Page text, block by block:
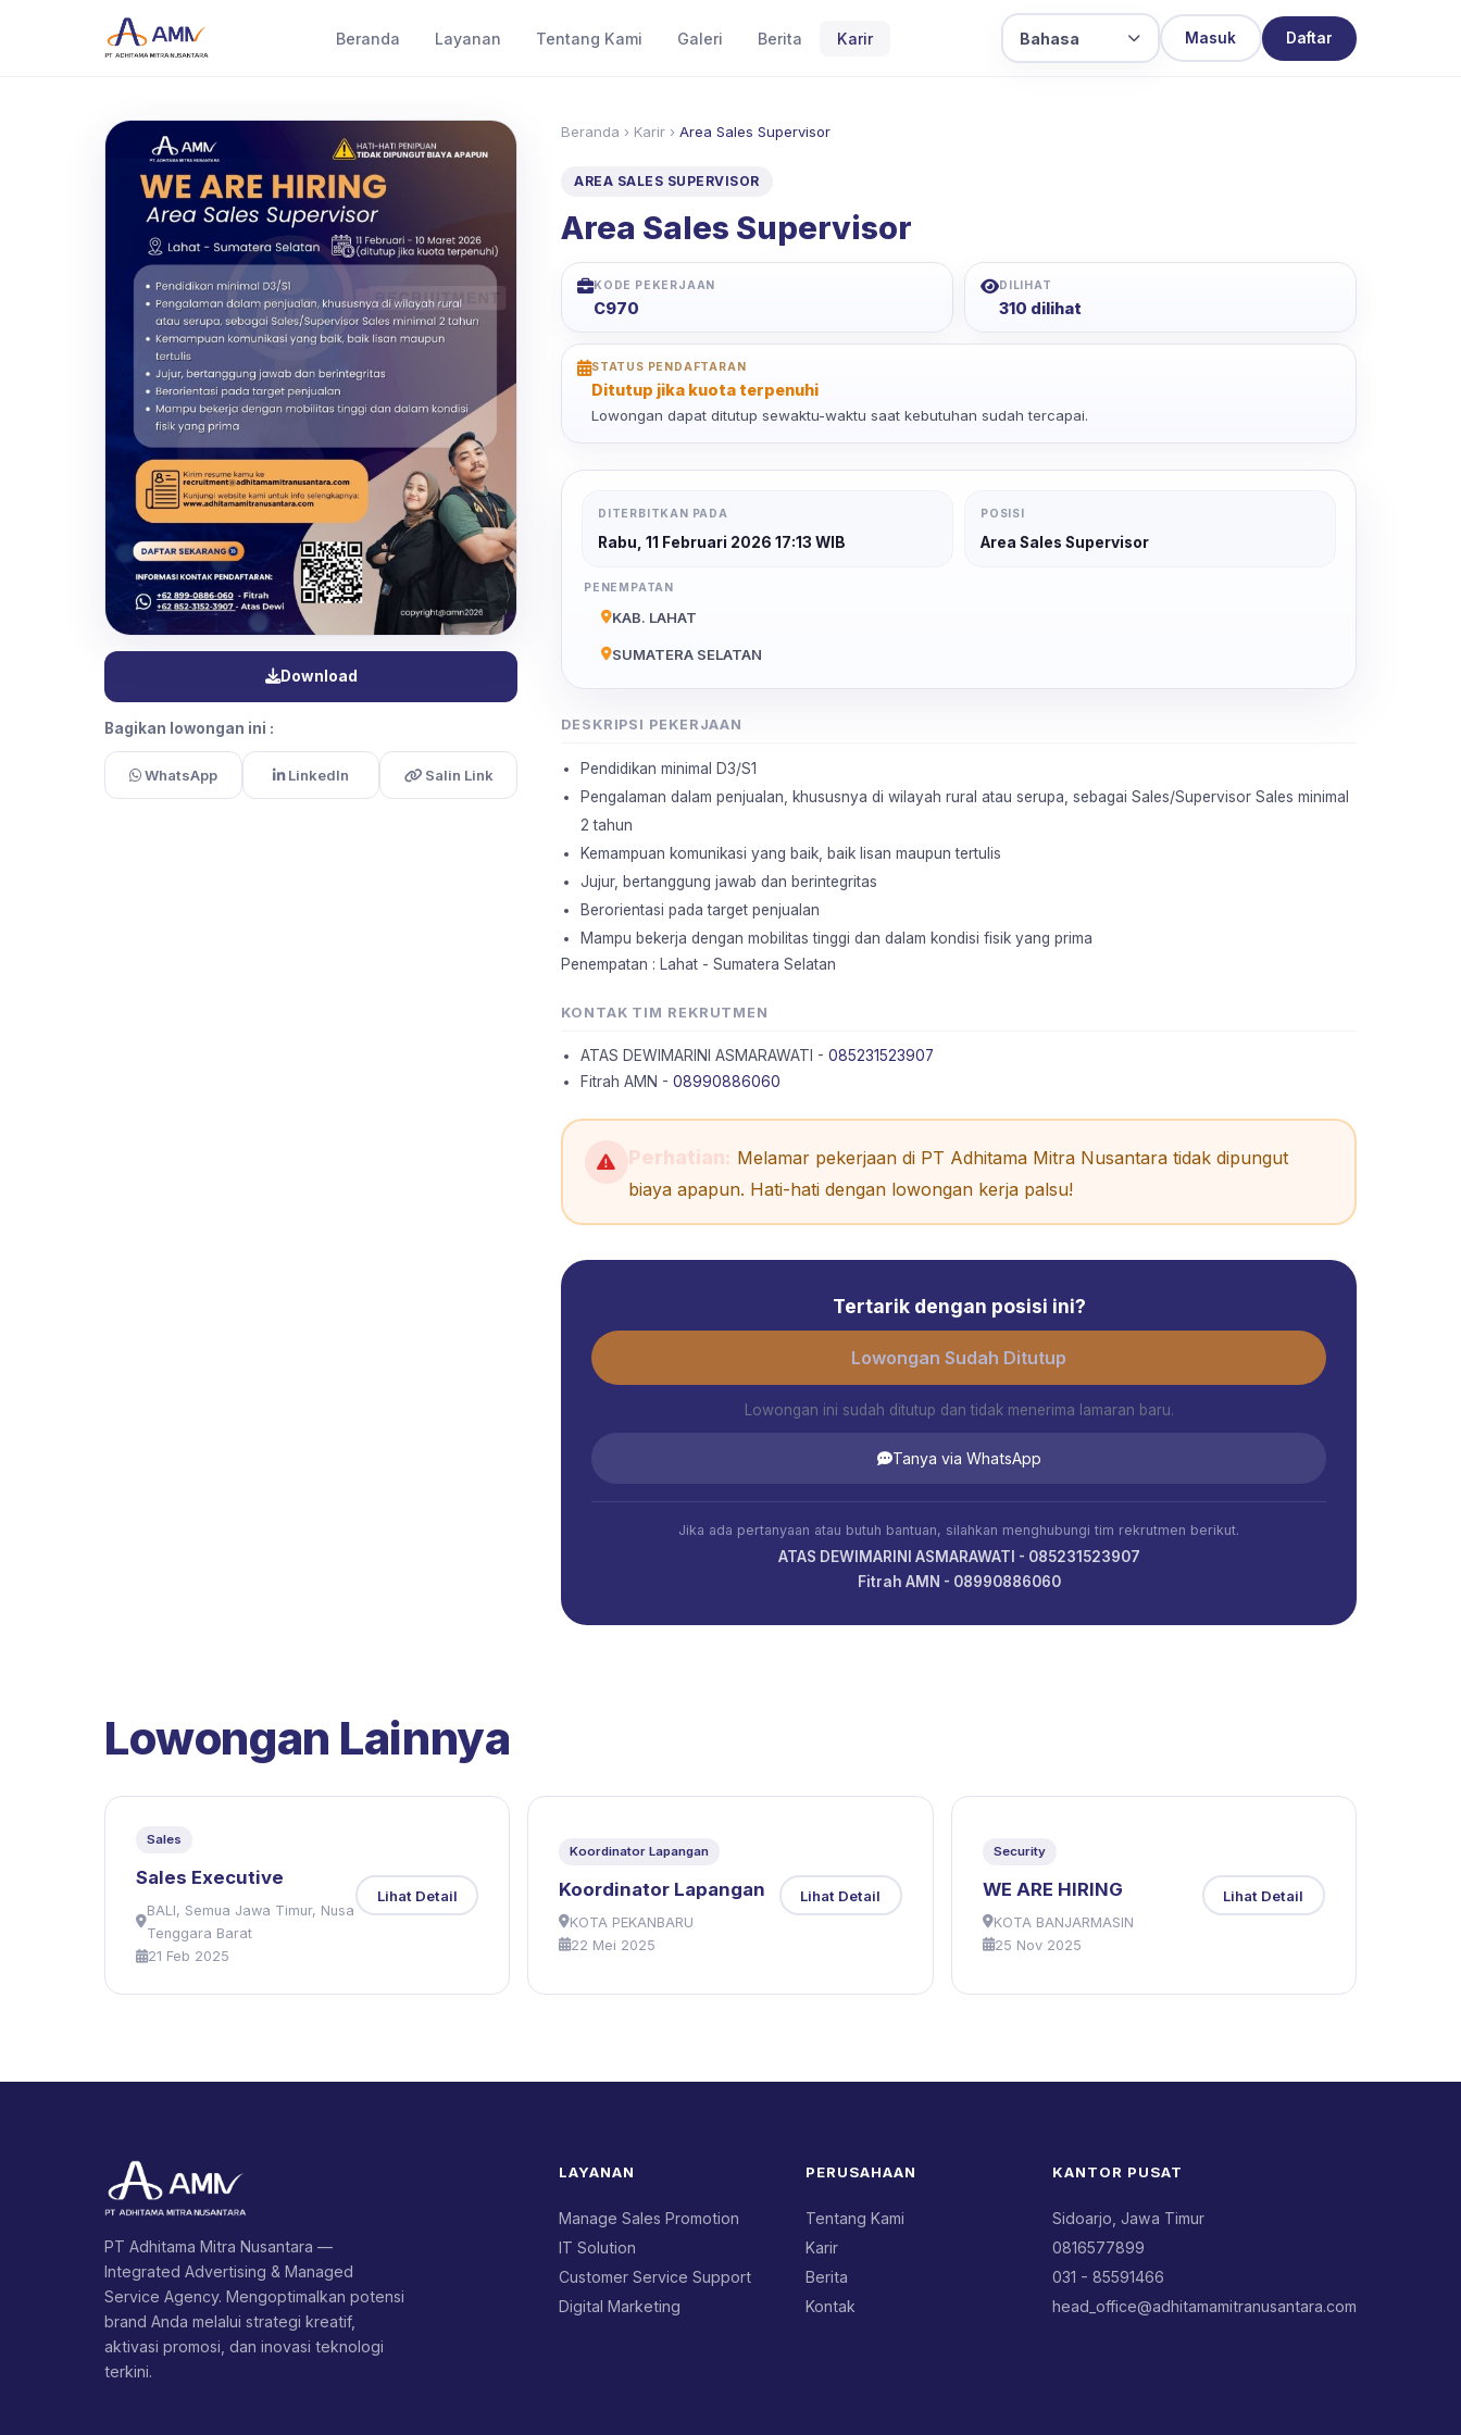
Beranda Layanan Tentang Kami Galeri Berita Karir Bahasa Masuk Daftar
Download
Bagikan lowongan ini :
WhatsApp LinkedIn Salin Link
Beranda › Karir › Area Sales Supervisor
AREA SALES SUPERVISOR
Area Sales Supervisor
KODE PEKERJAAN
C970
DILIHAT
310 dilihat
STATUS PENDAFTARAN
Ditutup jika kuota terpenuhi
Lowongan dapat ditutup sewaktu-waktu saat kebutuhan sudah tercapai.
DITERBITKAN PADA
Rabu, 11 Februari 2026 17:13 WIB
POSISI
Area Sales Supervisor
PENEMPATAN
KAB. LAHAT
SUMATERA SELATAN
DESKRIPSI PEKERJAAN
Pendidikan minimal D3/S1
Pengalaman dalam penjualan, khususnya di wilayah rural atau serupa, sebagai Sales/Supervisor Sales minimal
2 tahun
Kemampuan komunikasi yang baik, baik lisan maupun tertulis
Jujur, bertanggung jawab dan berintegritas
Berorientasi pada target penjualan
Mampu bekerja dengan mobilitas tinggi dan dalam kondisi fisik yang prima
Penempatan : Lahat - Sumatera Selatan
KONTAK TIM REKRUTMEN
ATAS DEWIMARINI ASMARAWATI - 085231523907
Fitrah AMN - 08990886060
Perhatian: Melamar pekerjaan di PT Adhitama Mitra Nusantara tidak dipungut
biaya apapun. Hati-hati dengan lowongan kerja palsu!
Tertarik dengan posisi ini?
Lowongan Sudah Ditutup
Lowongan ini sudah ditutup dan tidak menerima lamaran baru.
Tanya via WhatsApp
Jika ada pertanyaan atau butuh bantuan, silahkan menghubungi tim rekrutmen berikut.
ATAS DEWIMARINI ASMARAWATI - 085231523907
Fitrah AMN - 08990886060
Lowongan Lainnya
Sales
Sales Executive
BALI, Semua Jawa Timur, Nusa
Tenggara Barat
21 Feb 2025
Lihat Detail
Koordinator Lapangan
Koordinator Lapangan
KOTA PEKANBARU
22 Mei 2025
Lihat Detail
Security
WE ARE HIRING
KOTA BANJARMASIN
25 Nov 2025
Lihat Detail
PT Adhitama Mitra Nusantara —
Integrated Advertising & Managed
Service Agency. Mengoptimalkan potensi
brand Anda melalui strategi kreatif,
aktivasi promosi, dan inovasi teknologi
terkini.
LAYANAN
Manage Sales Promotion
IT Solution
Customer Service Support
Digital Marketing
PERUSAHAAN
Tentang Kami
Karir
Berita
Kontak
KANTOR PUSAT
Sidoarjo, Jawa Timur
0816577899
031 - 85591466
head_office@adhitamamitranusantara.com